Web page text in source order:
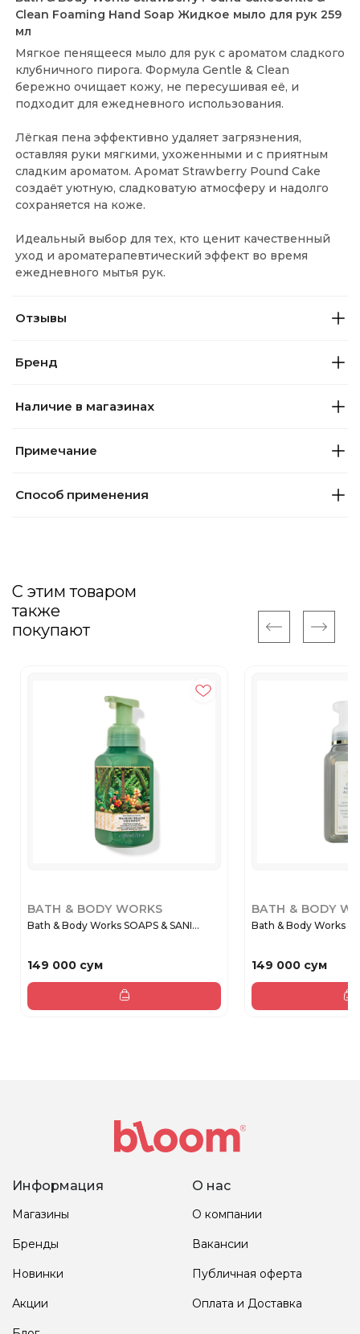
Clean Foaming Hand Soap Жидкое мыло для рук 259
мл
Мягкое пенящееся мыло для рук с ароматом сладкого
клубничного пирога. Формула Gentle & Clean
бережно очищает кожу, не пересушивая её, и
подходит для ежедневного использования.
Лёгкая пена эффективно удаляет загрязнения,
оставляя руки мягкими, ухоженными и с приятным
сладким ароматом. Аромат Strawberry Pound Cake
создаёт уютную, сладковатую атмосферу и надолго
сохраняется на коже.
Идеальный выбор для тех, кто ценит качественный
уход и ароматерапевтический эффект во время
ежедневного мытья рук.
Отзывы
Бренд
Наличие в магазинах
Примечание
Способ применения
С этим товаром
также
покупают
BATH & BODY WORKS
Bath & Body Works SOAPS & SANI...
149 000 сум
BATH & BODY
Bath & Body Works
149 000 сум
Информация
Магазины
Бренды
Новинки
Акции
О нас
О компании
Вакансии
Публичная оферта
Оплата и Доставка